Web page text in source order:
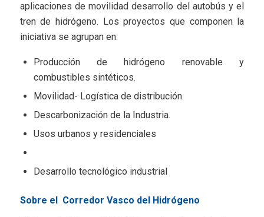
aplicaciones de movilidad desarrollo del autobús y el
tren de hidrógeno. Los proyectos que componen la
iniciativa se agrupan en:
Producción de hidrógeno renovable y
combustibles sintéticos.
Movilidad- Logística de distribución.
Descarbonización de la Industria.
Usos urbanos y residenciales
Desarrollo tecnológico industrial
Sobre el Corredor Vasco del Hidrógeno